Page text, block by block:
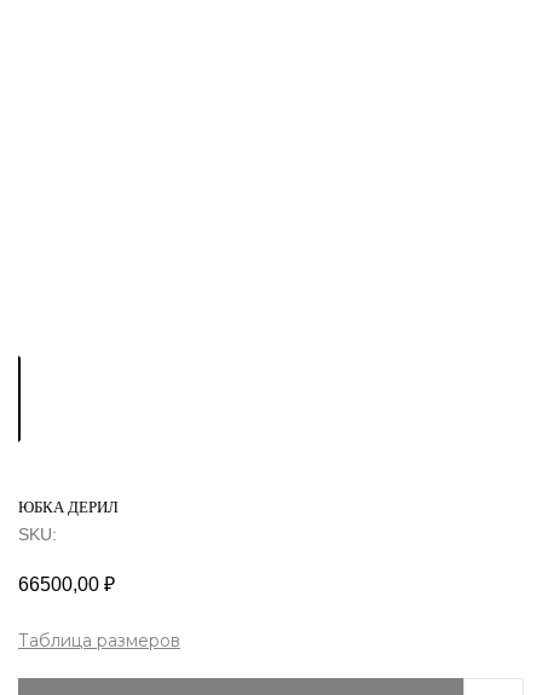
ЮБКА ДЕРИЛ
SKU:
66500,00 ₽
Таблица размеров